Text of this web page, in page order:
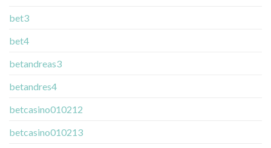
bet3
bet4
betandreas3
betandres4
betcasino010212
betcasino010213